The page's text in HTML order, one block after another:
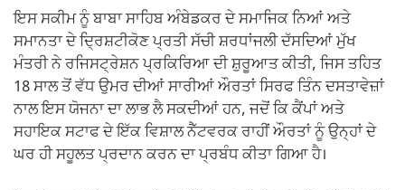
ਇਸ ਸਕੀਮ ਨੂੰ ਬਾਬਾ ਸਾਹਿਬ ਅੰਬੇਡਕਰ ਦੇ ਸਮਾਜਿਕ ਨਿਆਂ ਅਤੇ
ਸਮਾਨਤਾ ਦੇ ਦ੍ਰਿਸ਼ਟੀਕੋਣ ਪ੍ਰਤੀ ਸੱਚੀ ਸ਼ਰਧਾਂਜਲੀ ਦੱਸਦਿਆਂ ਮੁੱਖ
ਮੰਤਰੀ ਨੇ ਰਜਿਸਟ੍ਰੇਸ਼ਨ ਪ੍ਰਕਿਰਿਆ ਦੀ ਸ਼ੁਰੂਆਤ ਕੀਤੀ, ਜਿਸ ਤਹਿਤ
18 ਸਾਲ ਤੋਂ ਵੱਧ ਉਮਰ ਦੀਆਂ ਸਾਰੀਆਂ ਔਰਤਾਂ ਸਿਰਫ ਤਿੰਨ ਦਸਤਾਵੇਜ਼ਾਂ
ਨਾਲ ਇਸ ਯੋਜਨਾ ਦਾ ਲਾਭ ਲੈ ਸਕਦੀਆਂ ਹਨ, ਜਦੋਂ ਕਿ ਕੈਂਪਾਂ ਅਤੇ
ਸਹਾਇਕ ਸਟਾਫ ਦੇ ਇੱਕ ਵਿਸ਼ਾਲ ਨੈੱਟਵਰਕ ਰਾਹੀਂ ਔਰਤਾਂ ਨੂੰ ਉਨ੍ਹਾਂ ਦੇ
ਘਰ ਹੀ ਸਹੂਲਤ ਪ੍ਰਦਾਨ ਕਰਨ ਦਾ ਪ੍ਰਬੰਧ ਕੀਤਾ ਗਿਆ ਹੈ।